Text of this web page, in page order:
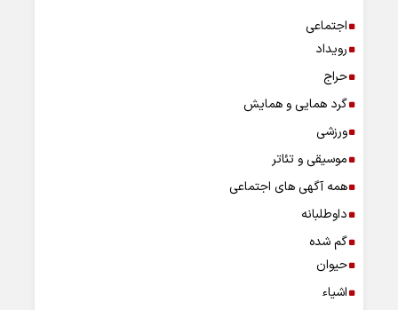
اجتماعی
رویداد
حراج
گرد همایی و همایش
ورزشی
موسیقی و تئاتر
همه آگهی های اجتماعی
داوطلبانه
گم شده
حیوان
اشیاء